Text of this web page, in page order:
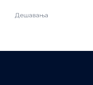
Дешавања